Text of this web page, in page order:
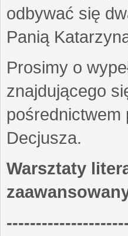
odbywać się
Panią
Prosimy o
znajdującego
pośrednictwem
Decjusza.
Warsztaty